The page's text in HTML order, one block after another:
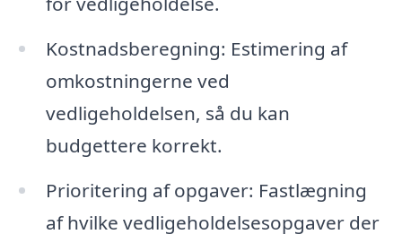
Kostnadsberegning: Estimering af
omkostningerne ved
vedligeholdelsen, så du kan
budgettere korrekt.
Prioritering af opgaver: Fastlægning
af hvilke vedligeholdelsesopgaver der